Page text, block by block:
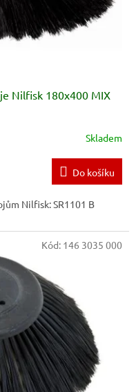
Nilfisk 180x400 MIX
Skladem
Do košíku
Nilfisk: SR1101 B
Kód: 146 3035 000